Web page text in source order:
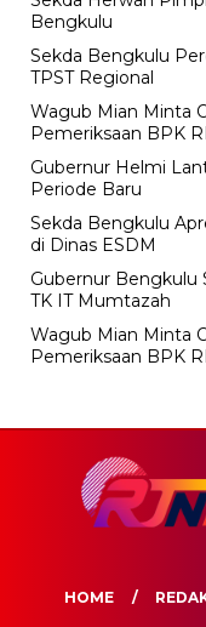
Bengkulu
Sekda Bengkulu
TPST Regional
Wagub Mian Minta
Pemeriksaan BPK RI
Gubernur Helmi
Periode Baru
Sekda Bengkulu
di Dinas ESDM
Gubernur
TK IT Mumtazah
Wagub Mian Minta
Pemeriksaan BPK RI
HOME